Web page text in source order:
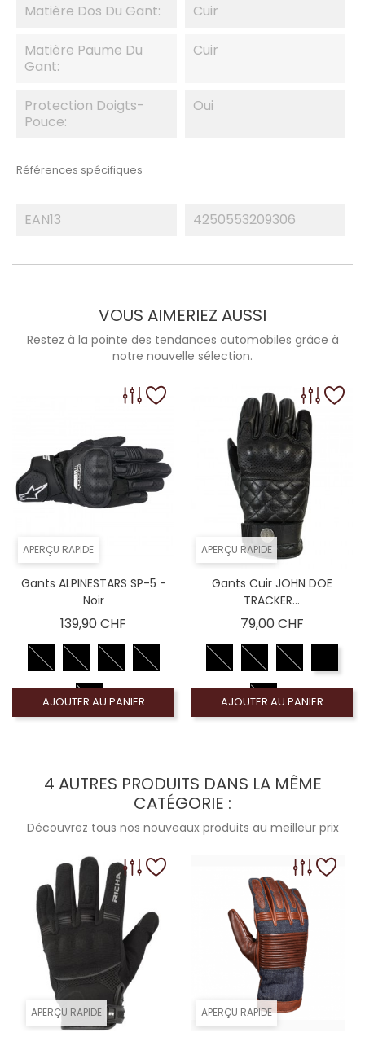
Matière Dos Du Gant: Cuir
Matière Paume Du
Gant:
Cuir
Protection Doigts-
Pouce:
Oui
Références spécifiques
EAN13 4250553209306
VOUS AIMERIEZ AUSSI
Restez à la pointe des tendances automobiles grâce à
notre nouvelle sélection.
APERÇU RAPIDE
Gants ALPINESTARS SP-5 -
Noir
139,90 CHF
AJOUTER AU PANIER
APERÇU RAPIDE
Gants Cuir JOHN DOE
TRACKER...
79,00 CHFPrix
AJOUTER AU PANIER
4 AUTRES PRODUITS DANS LA MÊME
CATÉGORIE :
Découvrez tous nos nouveaux produits au meilleur prix
APERÇU RAPIDE APERÇU RAPIDE